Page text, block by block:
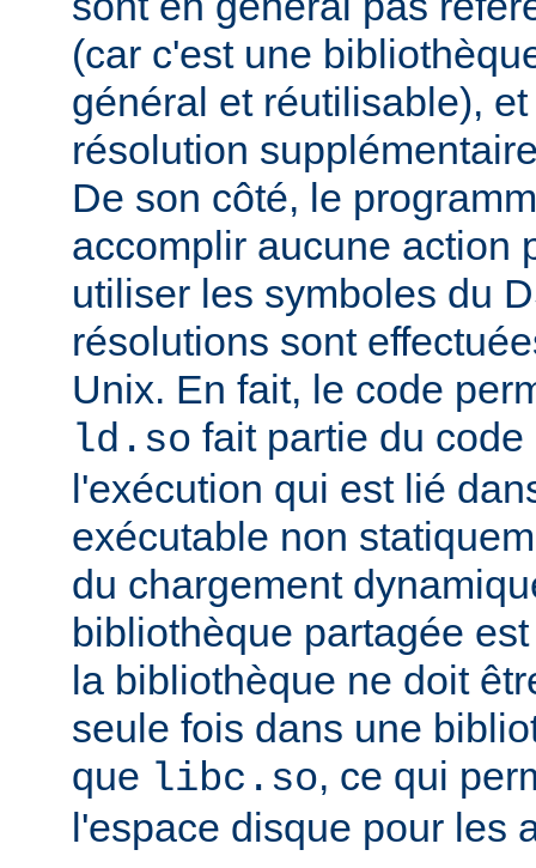
(car c'est une
général et réutilisable),
résolution
De son côté, le
accomplir aucune action
utiliser les symboles du
résolutions sont
Unix. En fait, le code
ld.so fait partie du
l'exécution qui est lié
exécutable non
du chargement
bibliothèque partagée
la bibliothèque ne doit
seule fois dans une
que libc.so, ce qui
l'espace disque pour les